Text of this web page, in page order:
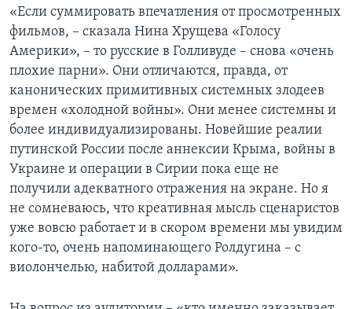
«Если суммировать впечатления от просмотренных
фильмов, – сказала Нина Хрущева «Голосу
Америки», – то русские в Голливуде – снова «очень
плохие парни». Они отличаются, правда, от
канонических примитивных системных злодеев
времен «холодной войны». Они менее системны и
более индивидуализированы. Новейшие реалии
путинской России после аннексии Крыма, войны в
Украине и операции в Сирии пока еще не
получили адекватного отражения на экране. Но я
не сомневаюсь, что креативная мысль сценаристов
уже вовсю работает и в скором времени мы увидим
кого-то, очень напоминающего Ролдугина – с
виолончелью, набитой долларами».